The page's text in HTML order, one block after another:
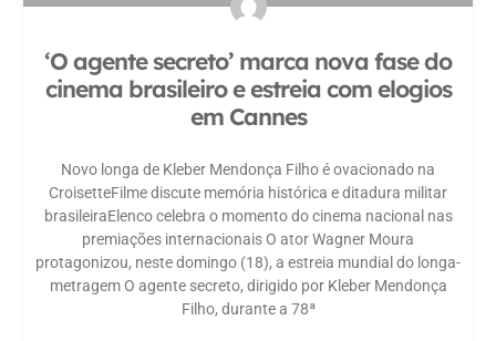
‘O agente secreto’ marca nova fase do
cinema brasileiro e estreia com elogios
em Cannes
Novo longa de Kleber Mendonça Filho é ovacionado na
CroisetteFilme discute memória histórica e ditadura militar
brasileiraElenco celebra o momento do cinema nacional nas
premiações internacionais O ator Wagner Moura
protagonizou, neste domingo (18), a estreia mundial do longa-
metragem O agente secreto, dirigido por Kleber Mendonça
Filho, durante a 78ª